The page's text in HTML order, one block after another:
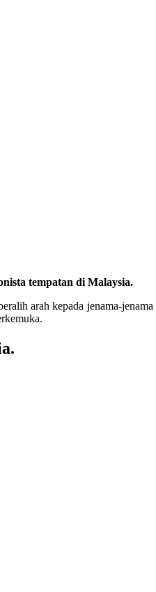
tempatan di Malaysia.
arah kepada jenama-